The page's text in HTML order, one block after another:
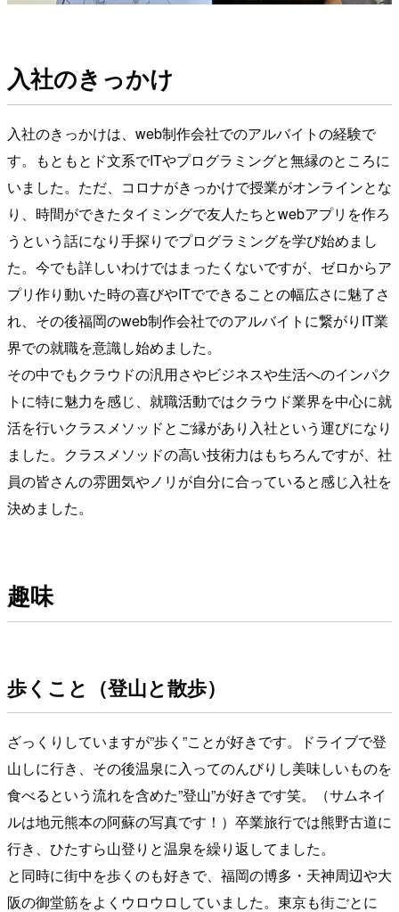
入社のきっかけ
入社のきっかけは、web制作会社でのアルバイトの経験で
す。もともとド文系でITやプログラミングと無縁のところに
いました。ただ、コロナがきっかけで授業がオンラインとな
り、時間ができたタイミングで友人たちとwebアプリを作ろ
うという話になり手探りでプログラミングを学び始めまし
た。今でも詳しいわけではまったくないですが、ゼロからア
プリ作り動いた時の喜びやITでできることの幅広さに魅了さ
れ、その後福岡のweb制作会社でのアルバイトに繋がりIT業
界での就職を意識し始めました。
その中でもクラウドの汎用さやビジネスや生活へのインパク
トに特に魅力を感じ、就職活動ではクラウド業界を中心に就
活を行いクラスメソッドとご縁があり入社という運びになり
ました。クラスメソッドの高い技術力はもちろんですが、社
員の皆さんの雰囲気やノリが自分に合っていると感じ入社を
決めました。
趣味
歩くこと（登山と散歩）
ざっくりしていますが”歩く”ことが好きです。ドライブで登
山しに行き、その後温泉に入ってのんびりし美味しいものを
食べるという流れを含めた”登山”が好きです笑。（サムネイ
ルは地元熊本の阿蘇の写真です！）卒業旅行では熊野古道に
行き、ひたすら山登りと温泉を繰り返してました。
と同時に街中を歩くのも好きで、福岡の博多・天神周辺や大
阪の御堂筋をよくウロウロしていました。東京も街ごとに